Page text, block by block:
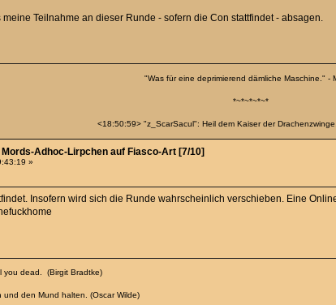
Teilnahme an dieser Runde - sofern die Con stattfindet - absagen.
"Was für eine deprimierend dämliche Maschine." -
*~*~*~*~*
<18:50:59> "z_ScarSacul": Heil dem Kaiser der
Adhoc-Lirpchen auf Fiasco-Art [7/10]
»
Insofern wird sich die Runde wahrscheinlich verschieben. Eine
you dead. (Birgit Bradtke)
den Mund halten. (Oscar Wilde)